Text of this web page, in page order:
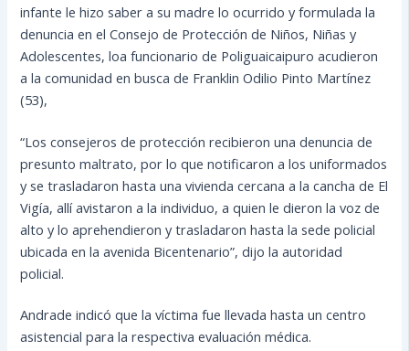
infante le hizo saber a sumadre lo ocurrido y formulada la
denuncia en el Consejo de Protección de Niños, Niñas y
Adolescentes, loa funcionario de Poliguaicaipuro acudieron
a la comunidad en busca de Franklin Odilio Pinto Martínez
(53),
“Los consejeros de protección recibieron una denuncia de
presunto maltrato, por lo que notificaron a los uniformados
y se trasladaron hasta una vivienda cercana a la cancha de El
Vigía, allí avistaron a la individuo, a quien le dieron la voz de
alto y lo aprehendieron y trasladaron hasta la sede policial
ubicada en la avenida Bicentenario”, dijo la autoridad
policial.
Andrade indicó que la víctima fue llevada hasta un centro
asistencial para la respectiva evaluación médica.